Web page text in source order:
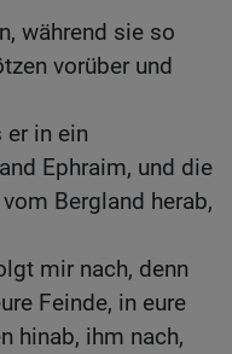
während sie so
vorüber und
er in ein
Ephraim, und die
Bergland herab,
mir nach, denn
Feinde, in eure
hinab, ihm nach,